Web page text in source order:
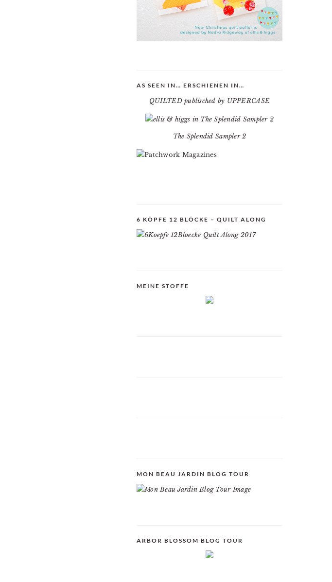
AS SEEN IN… ERSCHIENEN IN…
QUILTED publisched by UPPERCASE
The Splendid Sampler 2
6 KÖPFE 12 BLÖCKE – QUILT ALONG
MEINE STOFFE
MON BEAU JARDIN BLOG TOUR
ARBOR BLOSSOM BLOG TOUR